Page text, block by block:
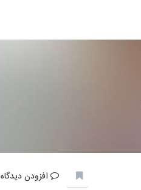
افزودن دیدگاه